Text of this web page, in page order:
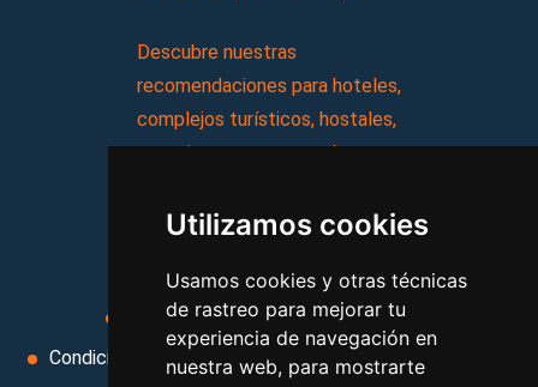
Utilizamos cookies
Usamos cookies y otras técnicas
de rastreo para mejorar tu
experiencia de navegación en
nuestra web, para mostrarte
Descubre nuestras
recomendaciones para hoteles,
complejos turísticos, hostales,
vacaciones, paquetes de
Aviso legal
Condiciones de uso
Condiciones Generales
Ley de Viajes Combinados